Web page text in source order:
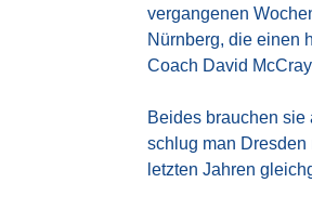
vergangenen
Nürnberg, die einen
Coach David
Beides brauchen
schlug man Dresden
letzten Jahren